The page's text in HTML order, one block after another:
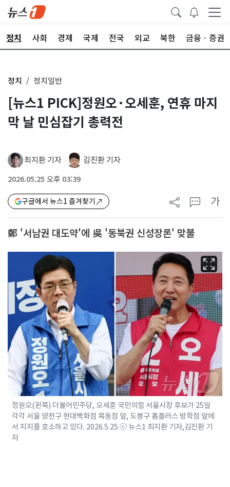
정치 사회 경제 국제 전국 외교 북한 금융ㆍ증권
정치 정치일반
[뉴스1 PICK]정원오·오세훈, 연휴 마지
막 날 민심잡기 총력전
최지환 기자 김진환 기자
2026.05.25 오후 03:39
구글에서 뉴스1 즐겨찾기 가
鄭 '서남권 대도약'에 吳 '동북권 신성장론' 맞불
정원오(왼쪽) 더불어민주당, 오세훈 국민의힘 서울시장 후보가 25일
각각 서울 양천구 현대백화점 목동점 앞, 도봉구 홈플러스 방학점 앞에
서 지지를 호소하고 있다. 2026.5.25 ⓒ 뉴스1 최지환 기자,김진환 기
자